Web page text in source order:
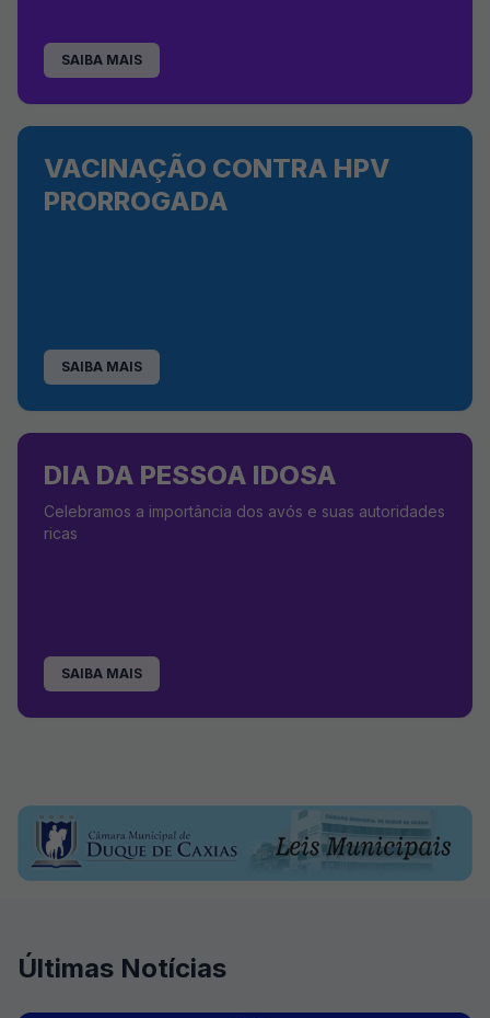
SAIBA MAIS
VACINAÇÃO CONTRA HPV
PRORROGADA
SAIBA MAIS
DIA DA PESSOA IDOSA
Celebramos a importância dos avós e suas autoridades
ricas
SAIBA MAIS
Últimas Notícias